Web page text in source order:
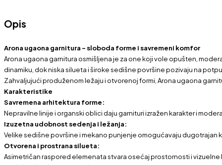
Opis
Arona ugaona garnitura – sloboda forme i savremeni komfor
Arona ugaona garnitura osmišljena je za one koji vole opušten,
dinamiku, dok niska silueta i široke sedišne površine pozivaju na
Zahvaljujući produženom ležaju i otvorenoj formi, Arona ugaona
Karakteristike
Savremena arhitektura forme:
Nepravilne linije i organski oblici daju garnituri izražen karakter i
Izuzetna udobnost sedenja i ležanja:
Velike sedišne površine i mekano punjenje omogućavaju dugotrajan
Otvorena i prostrana silueta:
Asimetričan raspored elemenata stvara osećaj prostornosti i